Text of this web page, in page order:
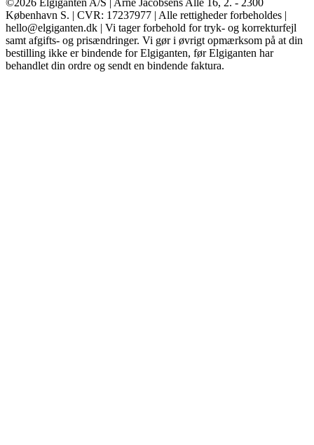
©2026 Elgiganten A/S | Arne Jacobsens Allé 16, 2. - 2300
København S. | CVR: 17237977 | Alle rettigheder forbeholdes |
hello@elgiganten.dk | Vi tager forbehold for tryk- og korrekturfejl
samt afgifts- og prisændringer. Vi gør i øvrigt opmærksom på at din
bestilling ikke er bindende for Elgiganten, før Elgiganten har
behandlet din ordre og sendt en bindende faktura.